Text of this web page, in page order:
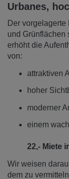
Urbanes,
Der
und Grünflächen
erhöht die
von:
attraktiven
hoher
moderner
einem
22,- Miete
Wir weisen
dem zu